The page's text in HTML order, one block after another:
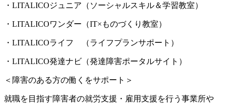
・LITALICOジュニア（ソーシャルスキル＆学習教室）
・LITALICOワンダー（IT×ものづくり教室）
・LITALICOライフ （ライフプランサポート）
・LITALICO発達ナビ（発達障害ポータルサイト）
＜障害のある方の働くをサポート＞
就職を目指す障害者の就労支援・雇用支援を行う事業所や